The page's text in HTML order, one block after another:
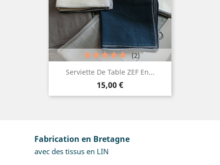
Serviette De Table ZEF En...
Prix
15,00 €
(2)
Fabrication en Bretagne
avec des tissus en LIN